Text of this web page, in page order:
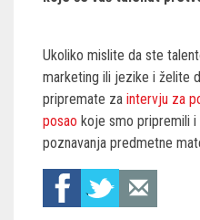
Ukoliko mislite da ste
marketing ili jezike i želite
pripremate za intervju za
posao koje smo pripremili
poznavanja predmetne